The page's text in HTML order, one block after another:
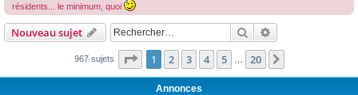
résidents... le minimum, quoi
Nouveau sujet Rechercher
967 sujets Page 1sur20
1 2 3 4 5 20
Annonces